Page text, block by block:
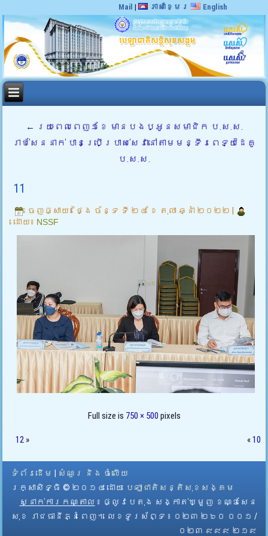
Mail | ភាសាខ្មែរ English
← រយៈពេលពេញ១ខែ មានបងប្អូនសមាជិក ប.ស.ស.
រាប់សែននាក់ បានប្រើប្រាស់សេវានៅតាមមន្ទីរពេទ្យដៃគូ
ប.ស.ស.
11
ចេញផ្សាយ៖ ថ្ងៃ ច័ន្ទ ទី ២៤ ខែ តុលា ឆ្នាំ ២០២២
ដោយ៖ NSSF
Full size is 750 × 500 pixels
12 » «10
ទំព័រដើម
សំណួរ និង ចំលើយ
រក្សាសិទ្ធិ © ២០១៤ ដោយ​ បេឡាជាតិសន្តិសុខសង្គម
ស្នាក់ការកណ្តាល ៖ ផ្លូវបេតុង សង្កាត់ឃ្មួញ ខណ្ឌសែន
សុខ រាជធានីភ្នំពេញ។ លេខទូរស័ព្ទ ៖ ០២៣ ២៦០ ០០១ /
០២៣ ៩៩៩ ២១៩